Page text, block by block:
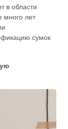
в области
много лет
сумок